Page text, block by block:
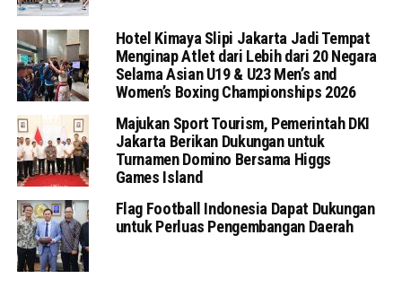
Hotel Kimaya Slipi Jakarta Jadi Tempat
Menginap Atlet dari Lebih dari 20 Negara
Selama Asian U19 & U23 Men’s and
Women’s Boxing Championships 2026
Majukan Sport Tourism, Pemerintah DKI
Jakarta Berikan Dukungan untuk
Turnamen Domino Bersama Higgs
Games Island
Flag Football Indonesia Dapat Dukungan
untuk Perluas Pengembangan Daerah